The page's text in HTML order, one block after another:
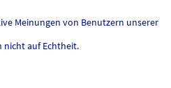
Meinungen von Benutzern unserer
nicht auf Echtheit.